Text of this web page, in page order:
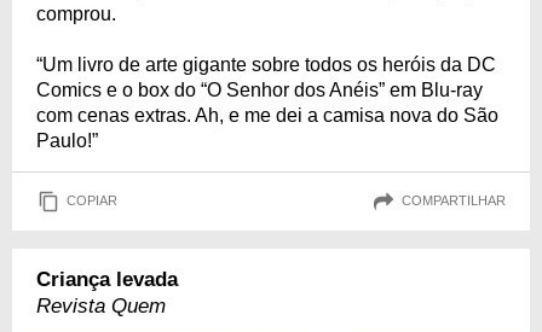
comprou.
“Um livro de arte gigante sobre todos os heróis da DC
Comics e o box do “O Senhor dos Anéis” em Blu-ray
com cenas extras. Ah, e me dei a camisa nova do São
Paulo!”
COPIAR COMPARTILHAR
Criança levada
Revista Quem